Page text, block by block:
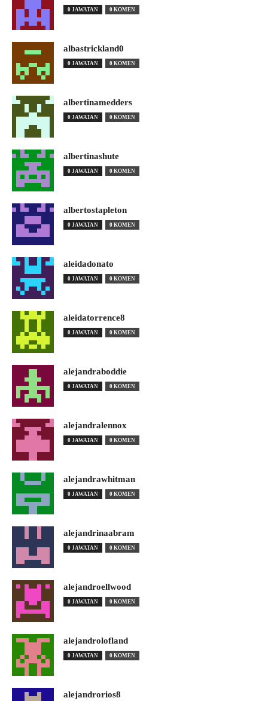
0 JAWATAN 0 KOMEN
albastrickland0
0 JAWATAN 0 KOMEN
albertinamedders
0 JAWATAN 0 KOMEN
albertinashute
0 JAWATAN 0 KOMEN
albertostapleton
0 JAWATAN 0 KOMEN
aleidadonato
0 JAWATAN 0 KOMEN
aleidatorrence8
0 JAWATAN 0 KOMEN
alejandraboddie
0 JAWATAN 0 KOMEN
alejandralennox
0 JAWATAN 0 KOMEN
alejandrawhitman
0 JAWATAN 0 KOMEN
alejandrinaabram
0 JAWATAN 0 KOMEN
alejandroellwood
0 JAWATAN 0 KOMEN
alejandrolofland
0 JAWATAN 0 KOMEN
alejandrorios8